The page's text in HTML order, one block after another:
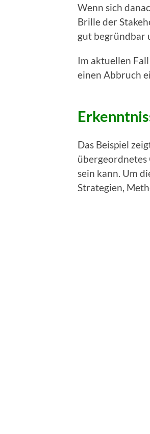
Wenn sich
Brille der
gut begründbar
Im aktuellen
einen Abbruch
Das Beispiel
sein kann. Um
Strategien,